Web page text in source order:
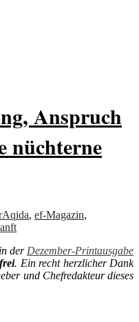
Anspruch
nüchterne
Aqida, ef-Magazin,
der Dezember-Printausgabe
. Ein recht herzlicher Dank
und Chefredakteur dieses